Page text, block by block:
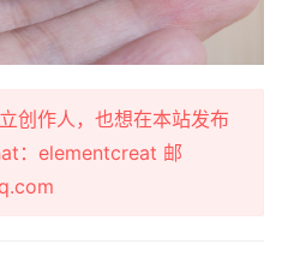
创作人，也想在本站发布
：elementcreat 邮